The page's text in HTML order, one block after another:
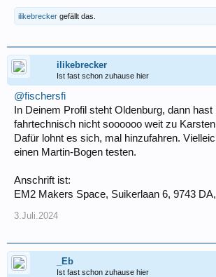
ilikebrecker gefällt das.
ilikebrecker
Ist fast schon zuhause hier
@fischersfi
In Deinem Profil steht Oldenburg, dann hast
fahrtechnisch nicht soooooo weit zu
Dafür lohnt es sich, mal hinzufahren.
einen Martin-Bogen testen.
Anschrift ist:
EM2 Makers Space, Suikerlaan 6, 9743
3.Juli.2024
_Eb
Ist fast schon zuhause hier